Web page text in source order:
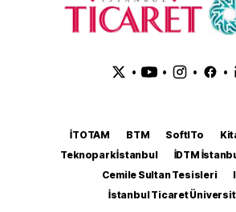
• • • •
İTOTAM BTM SoftITo
Teknopark İstanbul
İDTM
Cemile Sultan Tesisleri
İstanbul Ticaret